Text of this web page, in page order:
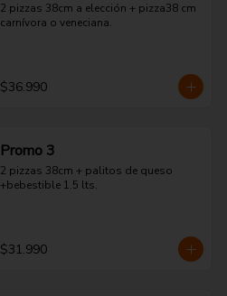
2 pizzas 38cm a elección + pizza38 cm
carnívora o veneciana.
$36.990
Promo 3
2 pizzas 38cm + palitos de queso
+bebestible 1.5 lts.
$31.990